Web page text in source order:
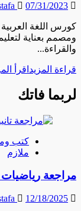
07/31/2023
كورس اللغة
ومصمم بعناية
والقراءة...
قراءة المزيد اقرأ
لربما فاتك
كتب
ملازم
مراجعة رياضيات
12/18/2025